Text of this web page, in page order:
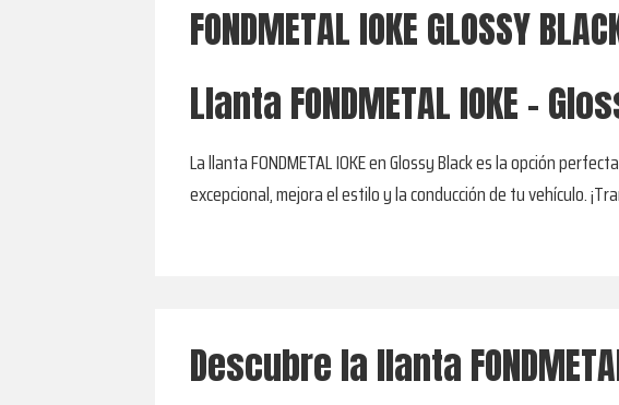
FONDMETAL IOKE GLOSSY
Llanta FONDMETAL IOKE -
La llanta FONDMETAL IOKE en Glossy Black es la opción
excepcional, mejora el estilo y la conducción de tu vehículo.
Descubre la llanta